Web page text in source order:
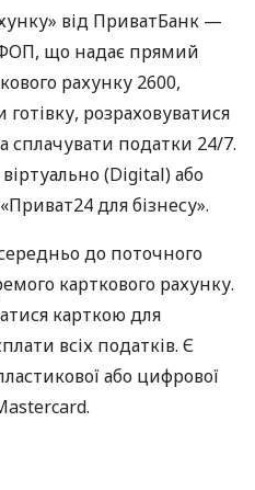
від ПриватБанк —
що надає прямий
рахунку 2600,
розраховуватися
сплачувати податки 24/7.
(Digital) або
для бізнесу».
до поточного
карткового рахунку.
карткою для
всіх податків. Є
або цифрової